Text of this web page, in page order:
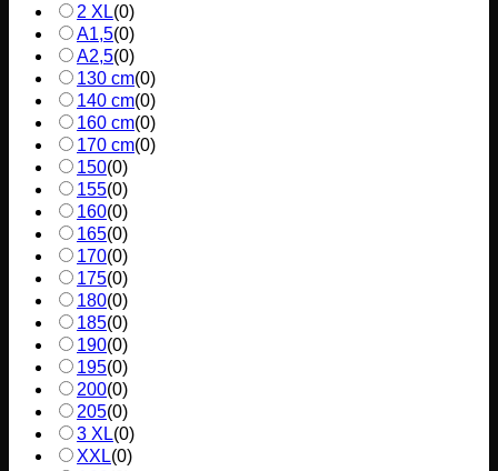
2 XL(0)
A1,5(0)
A2,5(0)
130 cm(0)
140 cm(0)
160 cm(0)
170 cm(0)
150(0)
155(0)
160(0)
165(0)
170(0)
175(0)
180(0)
185(0)
190(0)
195(0)
200(0)
205(0)
3 XL(0)
XXL(0)